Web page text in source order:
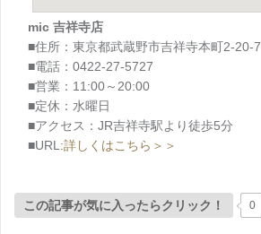
mic 吉祥寺店
■住所：東京都武蔵野市吉祥寺本町2-20-7
■電話：0422-27-5727
■営業：11:00～20:00
■定休：水曜日
■アクセス：JR吉祥寺駅より徒歩5分
■URL:詳しくはこちら＞＞
この記事が気に入ったらクリック！ 0